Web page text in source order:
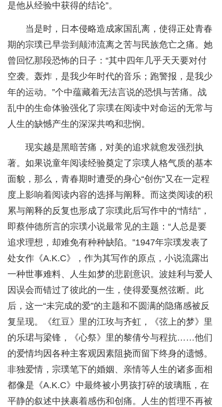
是他从经验中获得的结论”。
当是时，日本侵略造成家国乱离，使得正处青春
期的宗璞已早尝到颠沛流离之苦与民族危亡之痛。她
曾回忆那段恐怖的日子：“其中四年几乎天天要对付
空袭。轰炸，是我少年时代的音乐；跑警报，是我少
年的运动。”个中蕴藏着无法言说的恐惧与苦痛。战
乱中的生命体验强化了宗璞在阅读中对命运的无常与
人生的缺憾产生的深深共鸣和悲悯。
现实越是黑暗苦痛，对美的追求就愈发强烈执
著。如果说童年阅读经验奠定了宗璞人格气质的基本
面貌，那么，青春期时遭受的身心“创伤”又在一定程
度上影响着阅读内容的选择与阐释。而这类阅读的积
累与阐释的反复也形成了宗璞此后写作中的“情结”，
即蔡仲德所言的宗璞小说最常见的主题：“人总是要
追求理想，却难免有种种缺陷。”1947年宗璞发表了
处女作《A.K.C》，作为其写作的原点，小说流露出
一种世事难料、人生如梦的悲剧意识。波娃利与爱人
因误会而错过了彼此的一生，使得爱戛然弦断。此
后，这一“未完成的爱”的主题和不圆满的隐痛感被反
复呈现。《红豆》里的江玫与齐虹，《弦上的梦》里
的乐珺与梁锋，《心祭》里的黎倩兮与程抗……他们
的爱情均因各种主客观因素阻挠而留下终身的遗憾。
非独爱情，宗璞笔下的婚姻、亲情等人生的诸多面相
都像是《A.K.C》中最终被小男孩打碎的玻璃瓶，在
平静的叙述中挟裹着感伤和创痛。人生的哲理不再被